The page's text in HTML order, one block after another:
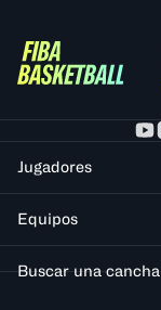
Jugadores
Equipos
Buscar una cancha